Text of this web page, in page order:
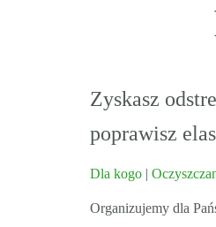
Zyskasz
poprawisz
Dla kogo |
Organizujemy dla